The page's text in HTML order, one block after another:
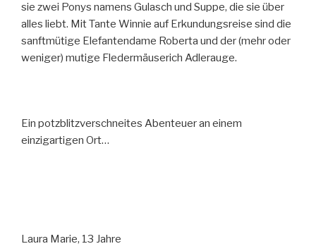
sie zwei Ponys namens Gulasch und Suppe, die sie über
alles liebt. Mit Tante Winnie auf Erkundungsreise sind die
sanftmütige Elefantendame Roberta und der (mehr oder
weniger) mutige Fledermäuserich Adlerauge.
Ein potzblitzverschneites Abenteuer an einem
einzigartigen Ort…
Laura Marie, 13 Jahre